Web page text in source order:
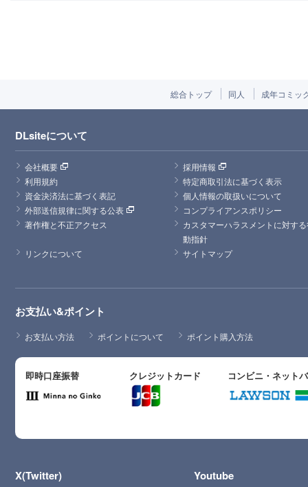
総合トップ 同人 成年コミッ
DLsiteについて
会社概要
採用情報
利用規約
特定商取引法に基づく表示
資金決済法に基づく表記
個人情報の取扱いについて
外部送信規律に関する公表
コンプライアンスポリシー
著作権と不正アクセス
カスタマーハラスメントに対す
動指針
リンクについて
サイトマップ
お支払い&ポイント
お支払い方法 ポイントについて ポイント購入方法
即時口座振替 クレジットカード コンビニ・ネット
X(Twitter) Youtube